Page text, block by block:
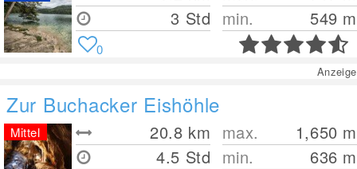
3 Std min.
549 m
0
Anzeige
Zur Buchacker Eishöhle
20.8 km
4.5 Std
max. 1,650 m
min.
636 m
Mittel